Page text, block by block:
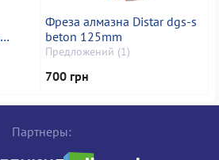
Фреза алмазна Distar dgs-s
beton 125mm
Предложений (1)
700 грн
Партнеры: